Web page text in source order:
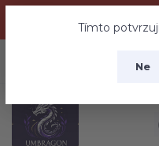
nebuďte vyděšeni zde
Tímto
Ne